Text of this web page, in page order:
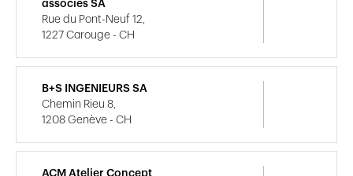
associés SA
Rue du Pont-Neuf 12,
1227 Carouge - CH
B+S INGENIEURS SA
Chemin Rieu 8,
1208 Genève - CH
ACM Atelier Concept